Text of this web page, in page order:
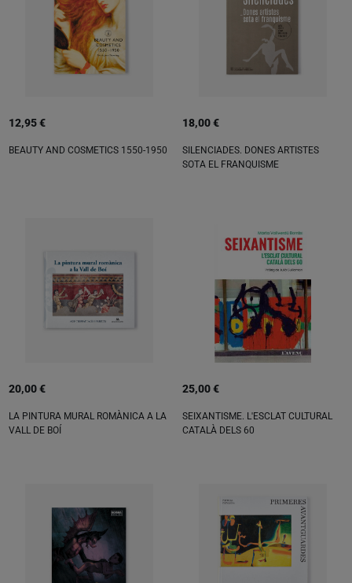
12,95 €
BEAUTY AND COSMETICS 1550-1950
18,00 €
SILENCIADES. DONES ARTISTES
SOTA EL FRANQUISME
20,00 €
LA PINTURA MURAL ROMÀNICA A LA
VALL DE BOÍ
25,00 €
SEIXANTISME. L'ESCLAT CULTURAL
CATALÀ DELS 60